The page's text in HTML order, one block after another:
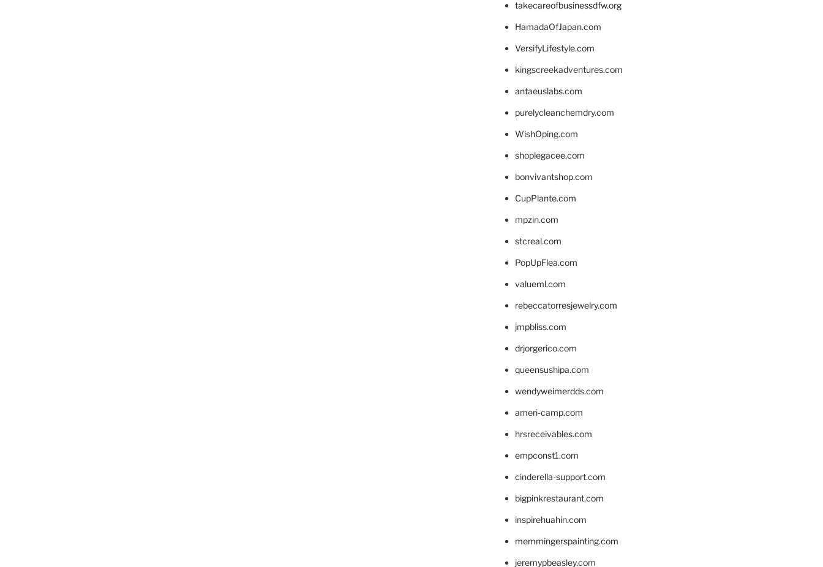
takecareofbusinessdfw.org
HamadaOfJapan.com
VersifyLifestyle.com
kingscreekadventures.com
antaeuslabs.com
purelycleanchemdry.com
WishOping.com
shoplegacee.com
bonvivantshop.com
CupPlante.com
mpzin.com
stcreal.com
PopUpFlea.com
valueml.com
rebeccatorresjewelry.com
jmpbliss.com
drjorgerico.com
queensushipa.com
wendyweimerdds.com
ameri-camp.com
hrsreceivables.com
empconst1.com
cinderella-support.com
bigpinkrestaurant.com
inspirehuahin.com
memmingerspainting.com
jeremypbeasley.com